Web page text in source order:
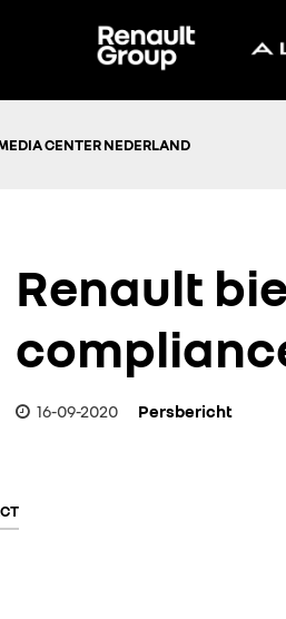
CENTER NEDERLAND
Renault
16-09-2020 Persbericht